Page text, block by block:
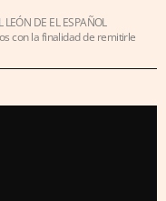
DE EL ESPAÑOL
con la finalidad de remitirle